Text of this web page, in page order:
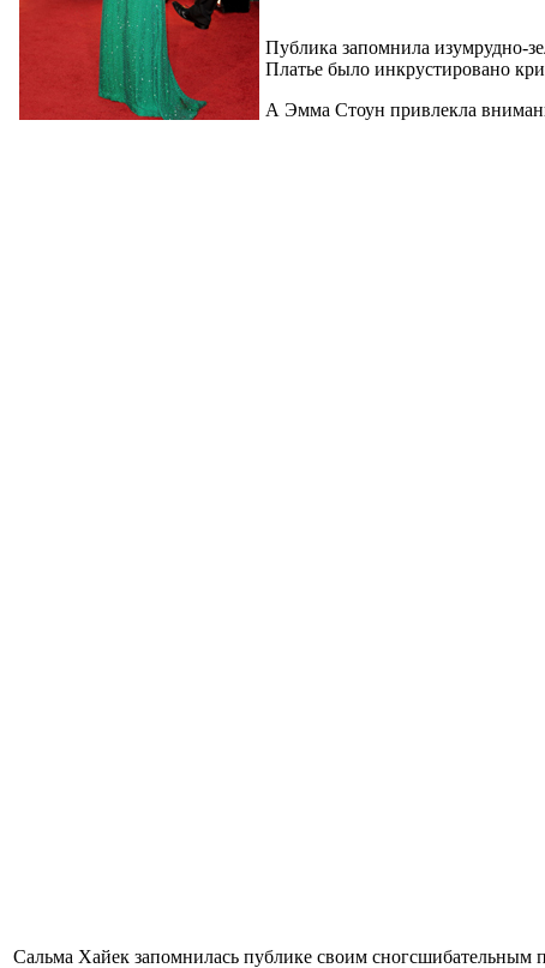
Публика запомнила изумрудно-
Платье было инкрустировано
А Эмма Стоун привлекла
Сальма Хайек запомнилась публике своим сногсшибательным